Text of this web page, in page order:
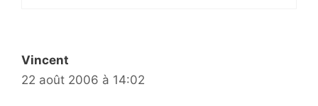
Vincent
22 août 2006 à 14:02